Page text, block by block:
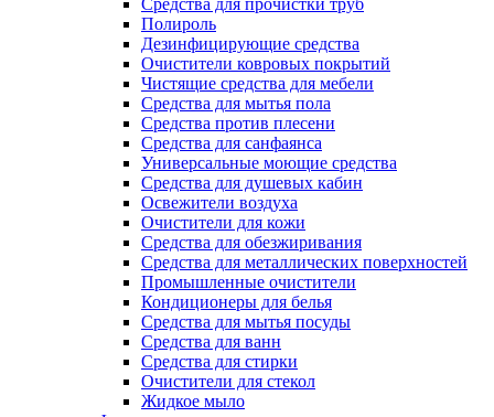
Средства для прочистки труб
Полироль
Дезинфицирующие средства
Очистители ковровых покрытий
Чистящие средства для мебели
Средства для мытья пола
Средства против плесени
Средства для санфаянса
Универсальные моющие средства
Средства для душевых кабин
Освежители воздуха
Очистители для кожи
Средства для обезжиривания
Средства для металлических поверхностей
Промышленные очистители
Кондиционеры для белья
Средства для мытья посуды
Средства для ванн
Средства для стирки
Очистители для стекол
Жидкое мыло